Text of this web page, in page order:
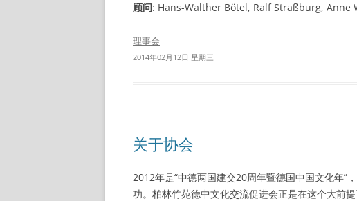
顾问: Hans-Walther Bötel, Ralf Straßburg,
理事会
2014年02月12日 星期三
关于协会
2012年是“中德两国建交20周年暨德国中国文化年”
功。柏林竹苑德中文化交流促进会正是在这个大前